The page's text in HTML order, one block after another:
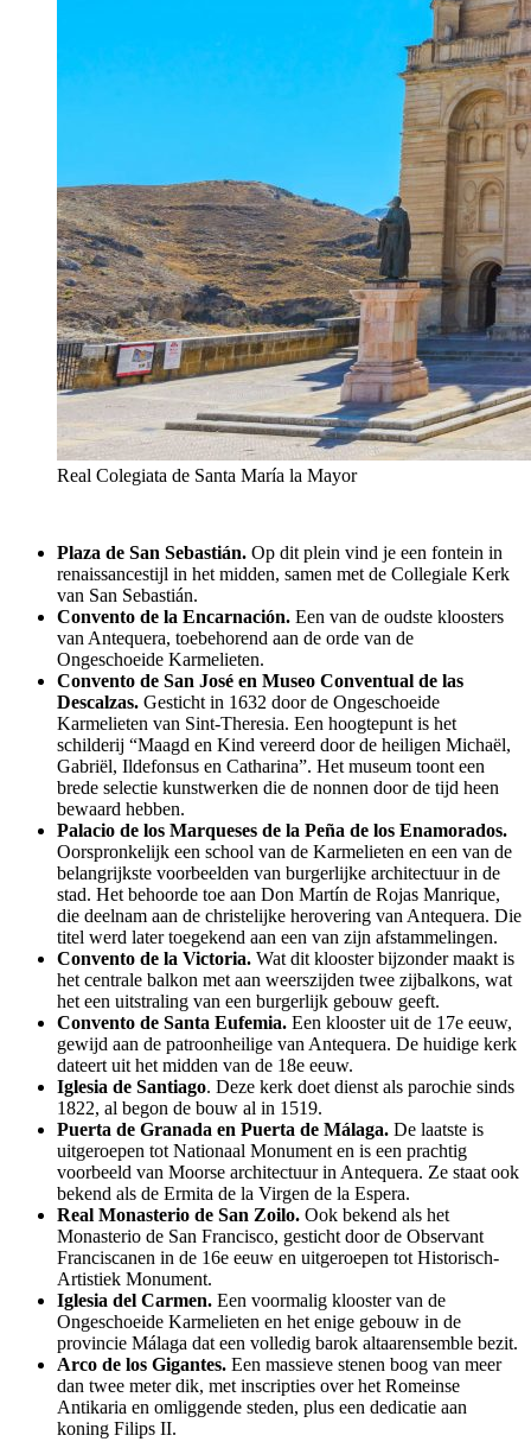
Real Colegiata de Santa María la Mayor
Plaza de San Sebastián. Op dit plein vind je een fontein in
renaissancestijl in het midden, samen met de Collegiale Kerk
van San Sebastián.
Convento de la Encarnación. Een van de oudste kloosters
van Antequera, toebehorend aan de orde van de
Ongeschoeide Karmelieten.
Convento de San José en Museo Conventual de las
Descalzas. Gesticht in 1632 door de Ongeschoeide
Karmelieten van Sint-Theresia. Een hoogtepunt is het
schilderij “Maagd en Kind vereerd door de heiligen Michaël,
Gabriël, Ildefonsus en Catharina”. Het museum toont een
brede selectie kunstwerken die de nonnen door de tijd heen
bewaard hebben.
Palacio de los Marqueses de la Peña de los Enamorados.
Oorspronkelijk een school van de Karmelieten en een van de
belangrijkste voorbeelden van burgerlijke architectuur in de
stad. Het behoorde toe aan Don Martín de Rojas Manrique,
die deelnam aan de christelijke herovering van Antequera. Die
titel werd later toegekend aan een van zijn afstammelingen.
Convento de la Victoria. Wat dit klooster bijzonder maakt is
het centrale balkon met aan weerszijden twee zijbalkons, wat
het een uitstraling van een burgerlijk gebouw geeft.
Convento de Santa Eufemia. Een klooster uit de 17e eeuw,
gewijd aan de patroonheilige van Antequera. De huidige kerk
dateert uit het midden van de 18e eeuw.
Iglesia de Santiago. Deze kerk doet dienst als parochie sinds
1822, al begon de bouw al in 1519.
Puerta de Granada en Puerta de Málaga. De laatste is
uitgeroepen tot Nationaal Monument en is een prachtig
voorbeeld van Moorse architectuur in Antequera. Ze staat ook
bekend als de Ermita de la Virgen de la Espera.
Real Monasterio de San Zoilo. Ook bekend als het
Monasterio de San Francisco, gesticht door de Observant
Franciscanen in de 16e eeuw en uitgeroepen tot Historisch-
Artistiek Monument.
Iglesia del Carmen. Een voormalig klooster van de
Ongeschoeide Karmelieten en het enige gebouw in de
provincie Málaga dat een volledig barok altaarensemble bezit.
Arco de los Gigantes. Een massieve stenen boog van meer
dan twee meter dik, met inscripties over het Romeinse
Antikaria en omliggende steden, plus een dedicatie aan
koning Filips II.